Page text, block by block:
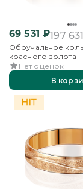
69 531 ₽197
Обручальное
красного золота
Нет оценок
В